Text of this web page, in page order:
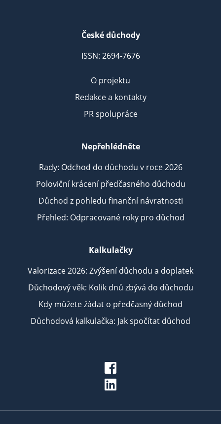
České důchody
ISSN: 2694-7676
O projektu
Redakce a kontakty
PR spolupráce
Nepřehlédněte
Rady: Odchod do důchodu v roce 2026
Poloviční krácení předčasného důchodu
Důchod z pohledu finanční návratnosti
Přehled: Odpracované roky pro důchod
Kalkulačky
Valorizace 2026: Zvýšení důchodu a doplatek
Důchodový věk: Kolik dnů zbývá do důchodu
Kdy můžete žádat o předčasný důchod
Důchodová kalkulačka: Jak spočítat důchod